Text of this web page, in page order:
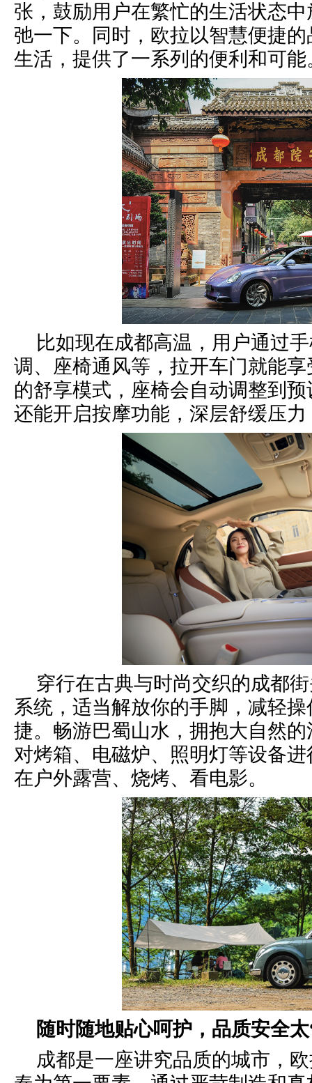
张 ，鼓励用户在繁忙的生活状态中
弛一下。同时，欧拉以智慧便捷的
生活 ，提供了一系列的便利和可能
比如现在成都高温，用户通过
调、座椅通风等，拉开车门就能
的舒享模式，座椅会自动调整到
还能开启按摩功能，深层舒缓压
穿行在古典与时尚交织的成都
系统，适当解放你的手脚，减轻
捷。畅游巴蜀山水，拥抱大自然
对烤箱、电磁炉、照明灯等设备
在户外露营、烧烤、看电影。
随时随地贴心呵护，品质安全
成都是一座讲究品质的城市 ，